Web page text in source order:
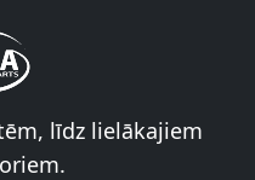
līdz lielākajiem